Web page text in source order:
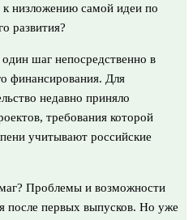
к низложению самой идеи по
развития?
шаг непосредственно в
финансирования. Для
недавно приняло
требования которой
учитывают российские
Проблемы и возможности
после первых выпусков. Но уже